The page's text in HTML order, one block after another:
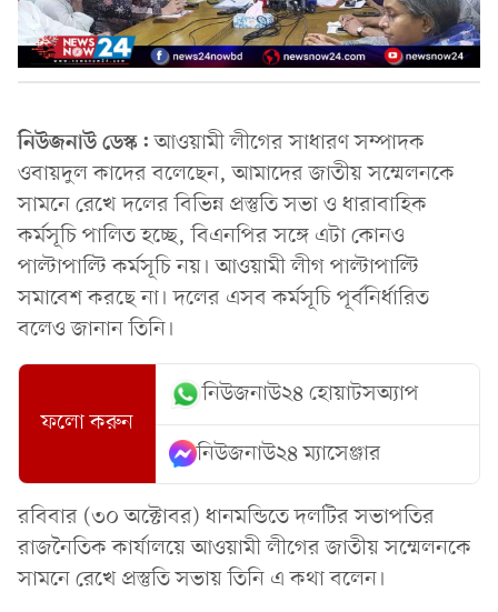
নিউজনাউ ডেস্ক:আওয়ামী লীগের সাধারণ সম্পাদক
ওবায়দুল কাদের বলেছেন, আমাদের জাতীয় সম্মেলনকে
সামনে রেখে দলের বিভিন্ন প্রস্তুতি সভা ও ধারাবাহিক
কর্মসূচি পালিত হচ্ছে, বিএনপির সঙ্গে এটা কোনও
পাল্টাপাল্টি কর্মসূচি নয়। আওয়ামী লীগ পাল্টাপাল্টি
সমাবেশ করছে না। দলের এসব কর্মসূচি পূর্বনির্ধারিত
বলেও জানান তিনি।
ফলো করুন
নিউজনাউ২৪ হোয়াটসঅ্যাপ
নিউজনাউ২৪ ম্যাসেঞ্জার
রবিবার (৩০ অক্টোবর) ধানমন্ডিতে দলটির সভাপতির
রাজনৈতিক কার্যালয়ে আওয়ামী লীগের জাতীয় সম্মেলনকে
সামনে রেখে প্রস্তুতি সভায় তিনি এ কথা বলেন।